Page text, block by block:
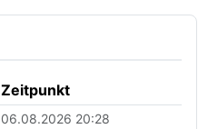
Zeitpunkt
06.08.2026 20:28